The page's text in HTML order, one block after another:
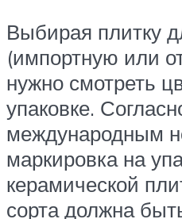
Выбирая плитку
(импортную или
нужно смотреть
упаковке.
международным
маркировка на
керамической
сорта должна